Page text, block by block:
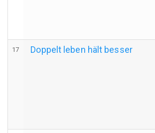
17 Doppelt leben hält besser